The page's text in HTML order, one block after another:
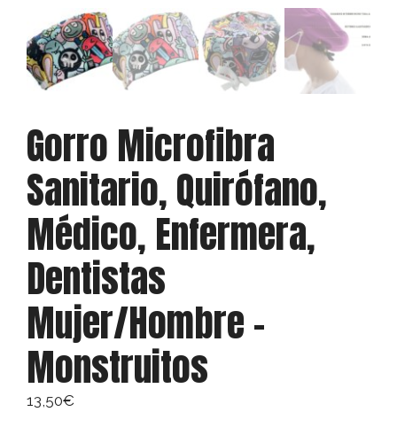
Gorro Microfibra
Sanitario, Quirófano,
Médico, Enfermera,
Dentistas
Mujer/Hombre –
Monstruitos
13,50€